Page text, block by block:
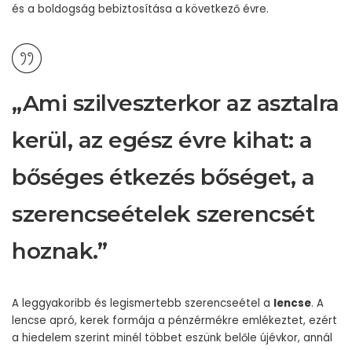
és a boldogság bebiztosítása a következő évre.
„Ami szilveszterkor az asztalra
kerül, az egész évre kihat: a
bőséges étkezés bőséget, a
szerencseételek szerencsét
hoznak.”
A leggyakoribb és legismertebb szerencseétel a lencse. A
lencse apró, kerek formája a pénzérmékre emlékeztet, ezért
a hiedelem szerint minél többet eszünk belőle újévkor, annál